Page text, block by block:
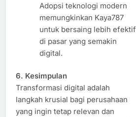
Adopsi teknologi modern
memungkinkan Kaya787
untuk bersaing lebih efektif
di pasar yang semakin
digital.
6. Kesimpulan
Transformasi digital adalah
langkah krusial bagi perusahaan
yang ingin tetap relevan dan